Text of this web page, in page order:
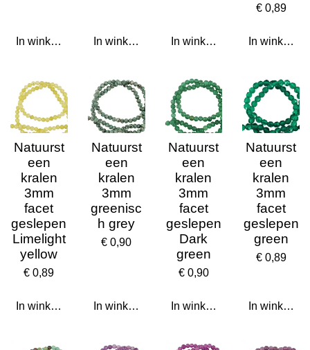
In winkelwagen In winkelwagen In winkelwagen
€ 0,89
In
Natuurst
een
kralen
3mm
facet
geslepen
Limelight
yellow
€ 0,89
In winkelwagen
Natuurst
een
kralen
3mm
greenisc
h grey
€ 0,90
In winkelwagen
Natuurst
een
kralen
3mm
facet
geslepen
Dark
green
€ 0,90
In winkelwagen
Natuurst
een
kralen
3mm
facet
geslepen
green
€ 0,89
In